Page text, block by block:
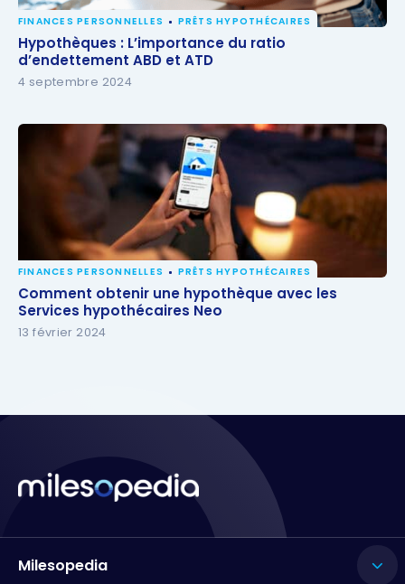
Hypothèques : L’importance du ratio
d’endettement ABD et ATD
FINANCES PERSONNELLES PRÊTS HYPOTHÉCAIRES
Hypothèques : L’importance du ratio
d’endettement ABD et ATD
4 septembre 2024
Comment obtenir une hypothèque avec les
Services hypothécaires Neo
FINANCES PERSONNELLES PRÊTS HYPOTHÉCAIRES
Comment obtenir une hypothèque avec les
Services hypothécaires Neo
13 février 2024
Milesopedia